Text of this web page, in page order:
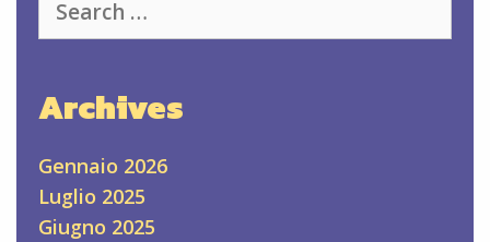
for:
Archives
Gennaio 2026
Luglio 2025
Giugno 2025